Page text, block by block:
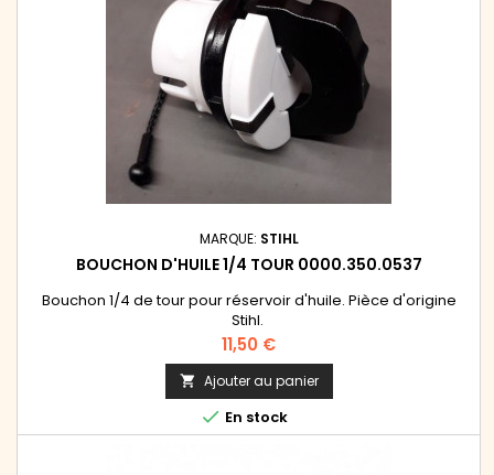
MARQUE: STIHL
BOUCHON D'HUILE 1/4 TOUR 0000.350.0537
Bouchon 1/4 de tour pour réservoir d'huile. Pièce d'origine
Stihl.
Prix
11,50 €
 Ajouter au panier
 En stock